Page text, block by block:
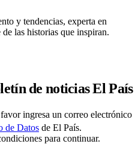
y tendencias, experta en
las historias que inspiran.
de noticias El País
ingresa un correo electrónico
de Datos de El País.
para continuar.